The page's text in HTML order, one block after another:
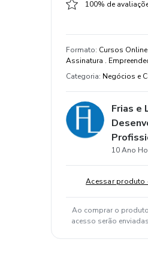
100% de
Formato: Cursos
Assinatura .
Categoria: Negócios e
Frias e
10 Ano
Acessar produto
Ao comprar o
acesso serão